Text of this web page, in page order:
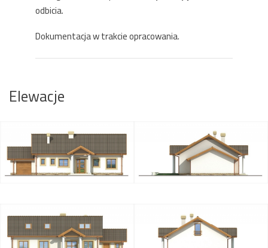
odbicia.
Dokumentacja w trakcie opracowania.
Elewacje